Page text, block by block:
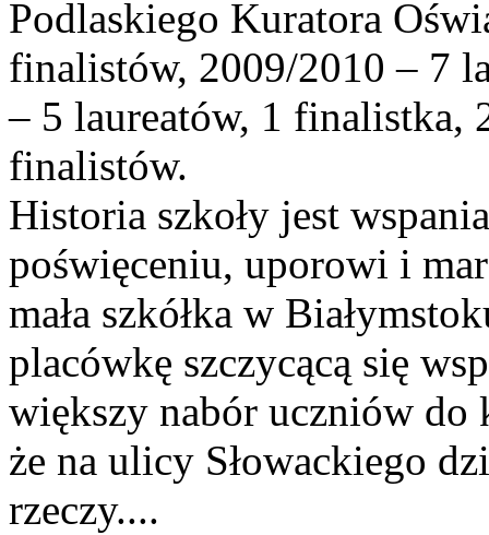
Podlaskiego Kuratora
finalistów, 2009/2010 – 7
– 5 laureatów, 1 finalistka,
finalistów.
Historia szkoły jest
poświęceniu, uporowi i
mała szkółka w
placówkę szczycącą się
większy nabór uczniów do
że na ulicy Słowackiego
rzeczy....